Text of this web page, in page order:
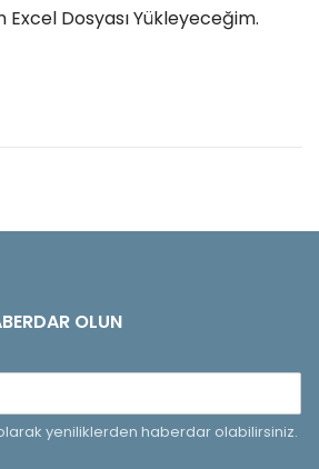
Excel Dosyası Yükleyeceğim.
OLUN
yeniliklerden haberdar olabilirsiniz.